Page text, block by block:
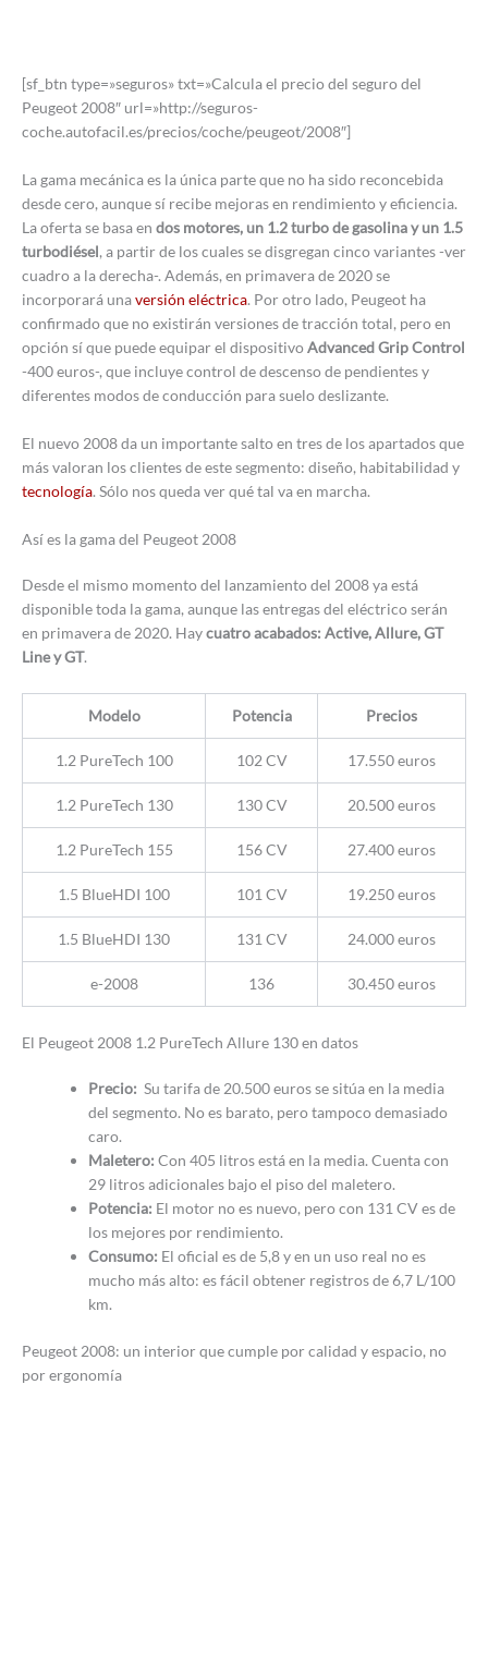
[sf_btn type=»seguros» txt=»Calcula el precio del seguro del
Peugeot 2008″ url=»http://seguros-
coche.autofacil.es/precios/coche/peugeot/2008″]
La gama mecánica es la única parte que no ha sido reconcebida
desde cero, aunque sí recibe mejoras en rendimiento y eficiencia.
La oferta se basa en dos motores, un 1.2 turbo de gasolina y un 1.5
turbodiésel, a partir de los cuales se disgregan cinco variantes -ver
cuadro a la derecha-. Además, en primavera de 2020 se
incorporará unaversión eléctrica. Por otro lado, Peugeot ha
confirmado que no existirán versiones de tracción total, pero en
opción sí que puede equipar el dispositivoAdvanced Grip Control
-400 euros-, que incluye control de descenso de pendientes y
diferentes modos de conducción para suelo deslizante.
El nuevo 2008 da un importante salto en tres de los apartados que
más valoran los clientes de este segmento: diseño, habitabilidad y
tecnología. Sólo nos queda ver qué tal va en marcha.
Así es la gama del Peugeot 2008
Desde el mismo momento del lanzamiento del 2008 ya está
disponible toda la gama, aunque las entregas del eléctrico serán
en primavera de 2020. Haycuatro acabados: Active, Allure, GT
Line y GT.
Modelo Potencia Precios
1.2 PureTech 100 102 CV 17.550 euros
1.2 PureTech 130 130 CV 20.500 euros
1.2 PureTech 155 156 CV 27.400 euros
1.5 BlueHDI 100 101 CV 19.250 euros
1.5 BlueHDI 130 131 CV 24.000 euros
e-2008 136 30.450 euros
El Peugeot 2008 1.2 PureTech Allure 130 en datos
Precio: Su tarifa de 20.500 euros se sitúa en la media
del segmento. No es barato, pero tampoco demasiado
caro.
Maletero: Con 405 litros está en la media. Cuenta con
29 litros adicionales bajo el piso del maletero.
Potencia: El motor no es nuevo, pero con 131 CV es de
los mejores por rendimiento.
Consumo: El oficial es de 5,8 y en un uso real no es
mucho más alto: es fácil obtener registros de 6,7 L/100
km.
Peugeot 2008: un interior que cumple por calidad y espacio, no
por ergonomía